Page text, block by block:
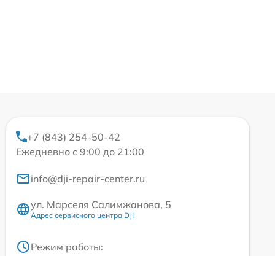
+7 (843) 254-50-42
Ежедневно с 9:00 до 21:00
info@dji-repair-center.ru
ул. Марселя Салимжанова, 5
Адрес сервисного центра DJI
Режим работы: